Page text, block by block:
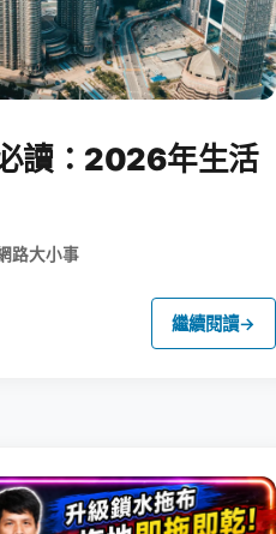
讀：2026年生活
路大小事
繼續閱讀→